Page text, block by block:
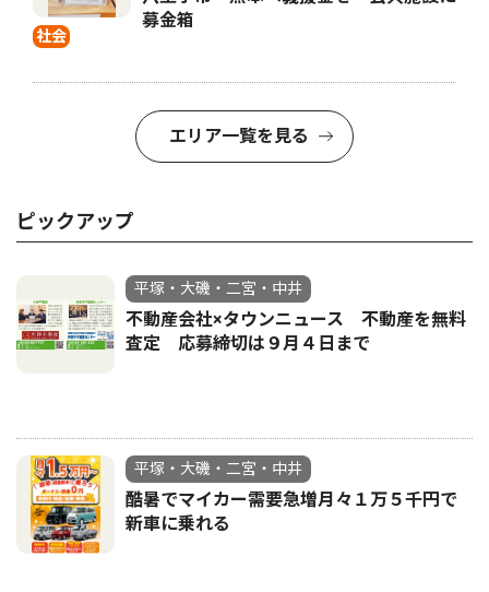
社会
募金箱
エリア一覧を見る
ピックアップ
平塚・大磯・二宮・中井
不動産会社×タウンニュース 不動産を無料
査定 応募締切は９月４日まで
平塚・大磯・二宮・中井
酷暑でマイカー需要急増月々１万５千円で
新車に乗れる